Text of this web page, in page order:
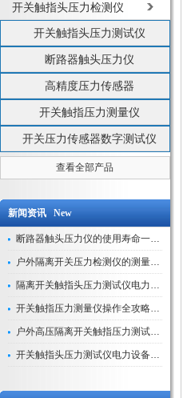
开关触指头压力检测仪
开关触指头压力测试仪
断路器触头压力仪
高精度压力传感器
开关触指压力测量仪
开关压力传感器数字测试仪
查看全部产品
新闻资讯 New
断路器触头压力仪的使用寿命一般是多久？
户外隔离开关压力检测仪的测量数据如何与GIS系统对接实现智能化运维？
隔离开关触指头压力测试仪电力系统安全运行的“定海神针”
开关触指压力测量仪操作全攻略：从准备到精准测量的实战指南
户外高压隔离开关触指压力测试仪的作用与价值
开关触指头压力测试仪电力设备安全的“隐形守护者”